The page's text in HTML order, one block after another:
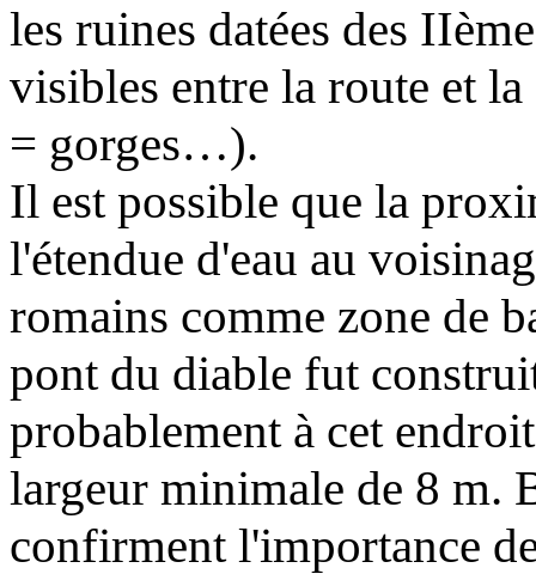
les ruines datées des
visibles entre la route et
= gorges…).
Il est possible que la
l'étendue d'eau au
romains comme zone de
pont du diable fut
probablement à cet
largeur minimale de 8 m.
confirment l'importance